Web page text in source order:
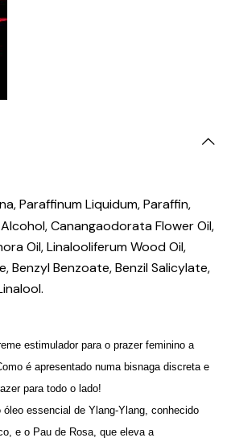
Paraffinum Liquidum, Paraffin,
Canangaodorata Flower Oil,
Oil, Linalooliferum Wood Oil,
Benzyl Benzoate, Benzil Salicylate,
estimulador para o prazer feminino a
é apresentado numa bisnaga discreta e
para todo o lado!
essencial de Ylang-Ylang, conhecido
e o Pau de Rosa, que eleva a